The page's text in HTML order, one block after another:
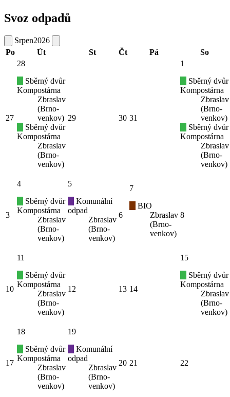
Svoz odpadů
Srpen2026
Po
Út St Čt Pá So
27
28
Sběrný dvůr
Kompostárna
Zbraslav
(Brno-
venkov)
Sběrný dvůr
Kompostárna
Zbraslav
(Brno-
venkov)
29 30 31
1
Sběrný dvůr
Kompostárna
Zbraslav
(Brno-
venkov)
Sběrný dvůr
Kompostárna
Zbraslav
(Brno-
venkov)
3
4
Sběrný dvůr
Kompostárna
Zbraslav
(Brno-
venkov)
5
Komunální
odpad
Zbraslav
(Brno-
venkov)
6
7
BIO
Zbraslav
(Brno-
venkov)
8
10
11
Sběrný dvůr
Kompostárna
Zbraslav
(Brno-
venkov)
12 13 14
15
Sběrný dvůr
Kompostárna
Zbraslav
(Brno-
venkov)
17
18
Sběrný dvůr
Kompostárna
Zbraslav
(Brno-
venkov)
19
Komunální
odpad
Zbraslav
(Brno-
venkov)
20 21 22